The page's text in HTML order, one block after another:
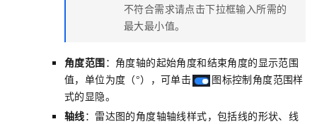
不符合需求请点击下拉框输入所需的
最大最小值。
角度范围：角度轴的起始角度和结束角度的显示范围
值，单位为度（°），可单击
图标控制角度范围样
式的显隐。
轴线：雷达图的角度轴轴线样式，包括线的形状、线